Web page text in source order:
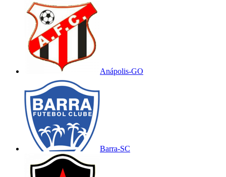
Anápolis-GO
Barra-SC